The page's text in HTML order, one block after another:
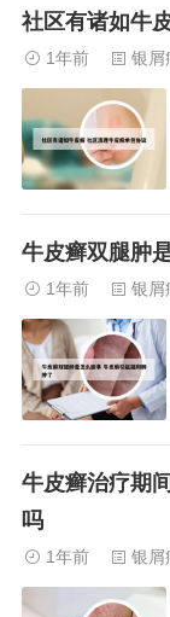
社区有诸如牛
1年前 银屑
牛皮癣双腿肿
1年前 银屑
牛皮癣治疗期
吗
1年前 银屑